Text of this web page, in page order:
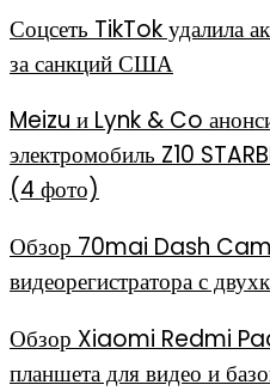
Соцсеть TikTok удалила
за санкций США
Meizu и Lynk & Co
электромобиль Z10
(4 фото)
Обзор 70mai Dash Cam
видеорегистратора с
Обзор Xiaomi Redmi
планшета для видео и